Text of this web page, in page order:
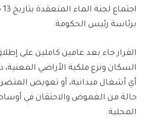
برئاسة رئيس الحكومة.
القرار جاء بعد عامين كاملين على
السكان ونزع ملكية الأراضي المعنية،
أي أشغال ميدانية، أو تعويض
حالة من الغموض والاحتقان في
المحلية.